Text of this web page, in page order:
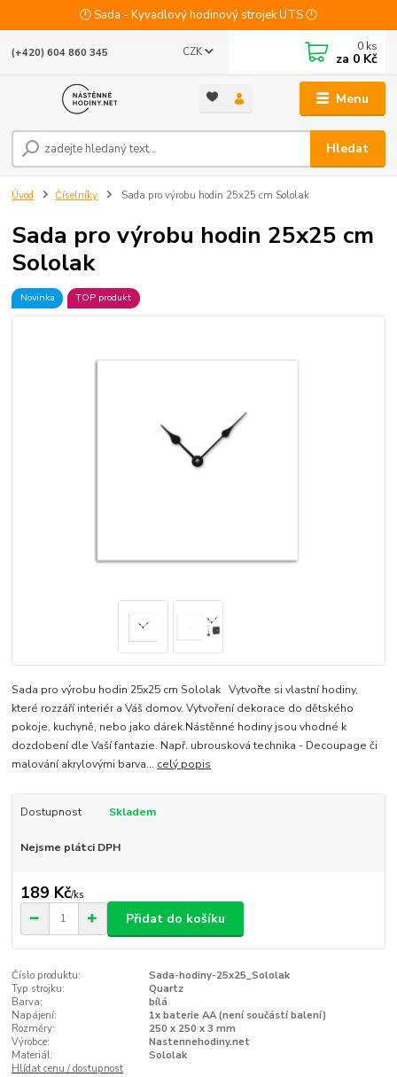
🕛 Sada - Kyvadlový hodinový strojek UTS 🕛
Menu
CZK
Hledat
(+420) 604 860 345 0 ks
za 0 Kč
Úvod Číselníky Sada pro výrobu hodin 25x25 cm Sololak
Sada pro výrobu hodin 25x25 cm
Sololak
Novinka TOP produkt
Sada pro výrobu hodin 25x25 cm Sololak Vytvořte si vlastní hodiny,
které rozzáří interiér a Váš domov. Vytvoření dekorace do dětského
pokoje, kuchyně, nebo jako dárek.Nástěnné hodiny jsou vhodné k
dozdobení dle Vaší fantazie. Např. ubrousková technika - Decoupage či
malování akrylovými barva... celý popis
Dostupnost Skladem
Nejsme plátci DPH
189 Kč/ks
Přidat do košíku
Číslo produktu:
Sada-hodiny-25x25_Sololak
Typ strojku:
Quartz
Barva:
bílá
Napájení:
1x baterie AA (není součástí balení)
Rozměry:
250 x 250 x 3 mm
Výrobce:
Nastennehodiny.net
Materiál:
Sololak
Hlídat cenu / dostupnost